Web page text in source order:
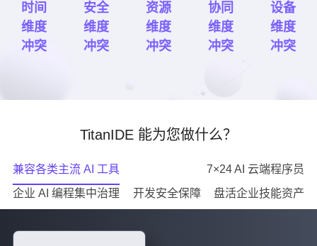
时间
维度
冲突
安全
维度
冲突
资源
维度
冲突
协同
维度
冲突
设备
维度
冲突
TitanIDE 能为您做什么？
兼容各类主流 AI 工具
7×24 AI 云端程序员
企业 AI 编程集中治理
开发安全保障 盘活企业技能资产